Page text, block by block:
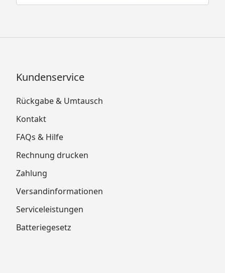
Kundenservice
Rückgabe & Umtausch
Kontakt
FAQs & Hilfe
Rechnung drucken
Zahlung
Versandinformationen
Serviceleistungen
Batteriegesetz